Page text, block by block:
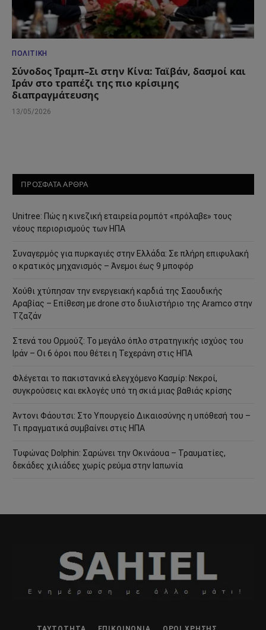
ΠΟΛΙΤΙΚΉ
Σύνοδος Τραμπ–Σι στην Κίνα: Ταϊβάν, δασμοί και
Ιράν στο τραπέζι της πιο κρίσιμης
διαπραγμάτευσης
13/05/2026
ΠΡΟΣΦΑΤΑ ΑΡΘΡΑ
Unitree: Πώς η κινεζική εταιρεία ρομπότ «πρόλαβε» τους
νέους περιορισμούς των ΗΠΑ
Συναγερμός για πυρκαγιές στην Ελλάδα: Σε πλήρη επιφυλακή
ο κρατικός μηχανισμός – Άνεμοι έως 9 μποφόρ
Χούθι χτύπησαν την ενεργειακή καρδιά της Σαουδικής
Αραβίας – Επίθεση με drone στο διυλιστήριο της Aramco στην
Τζαζάν
Στενά του Ορμούζ: Το μεγάλο όπλο στρατηγικής ισχύος του
Ιράν – Οι 6 όροι που θέτει η Τεχεράνη στις ΗΠΑ
Φλέγεται το πακιστανικά ελεγχόμενο Κασμίρ: Νεκροί,
συγκρούσεις και εκλογές υπό τη σκιά μιας βαθιάς κρίσης
Άντονι Φάουτσι: Στο Υπουργείο Δικαιοσύνης η υπόθεσή του –
Τι πραγματικά συμβαίνει στις ΗΠΑ
Τυφώνας Dolphin: Σαρώνει την Οκινάουα – Τραυματίες,
δεκάδες χιλιάδες χωρίς ρεύμα στην Ιαπωνία